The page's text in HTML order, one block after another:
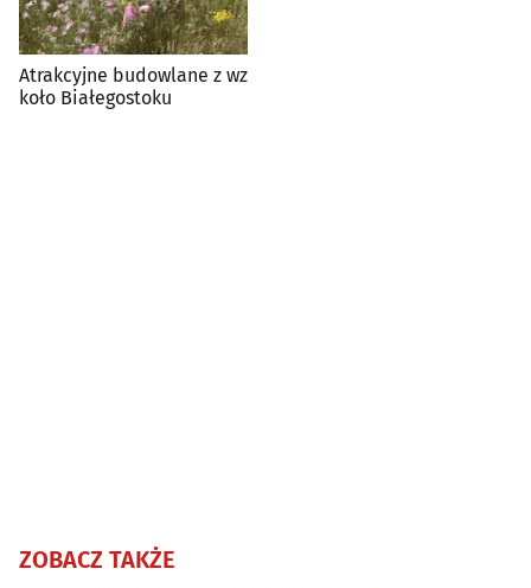
Atrakcyjne budowlane z wz
koło Białegostoku
ZOBACZ TAKŻE